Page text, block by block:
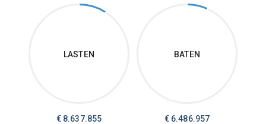
LASTEN
€ 8.637.855
BATEN
€ 6.486.957